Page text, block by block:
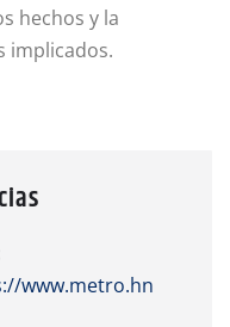
hechos y la
implicados.
www.metro.hn